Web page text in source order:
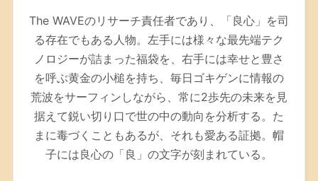
The WAVEのリサーチ責任者であり、「良心」を司
る存在でもある人物。左手には様々な最先端テク
ノロジーが詰まった福袋を、右手には幸せと豊さ
を呼ぶ黄金の小槌を持ち、毎日ゴキゲンに情報の
荒波をサーフィンしながら、常に2歩先の未来を見
据えて鋭い切り口で世の中の動向を分析する。た
まに毒づくこともあるが、それも愛ある証拠。帽
子には良心の「良」の文字が刻まれている。